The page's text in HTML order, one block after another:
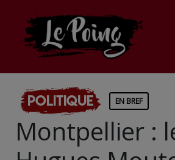
Politique EN BREF
Montpellier :